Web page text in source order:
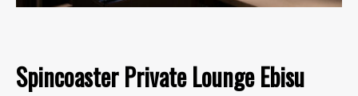
Spincoaster Private Lounge Ebisu